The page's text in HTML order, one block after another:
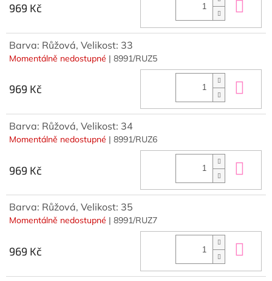
969 Kč
Barva: Růžová, Velikost: 33
Momentálně nedostupné | 8991/RUZ5
969 Kč
Barva: Růžová, Velikost: 34
Momentálně nedostupné | 8991/RUZ6
969 Kč
Barva: Růžová, Velikost: 35
Momentálně nedostupné | 8991/RUZ7
969 Kč